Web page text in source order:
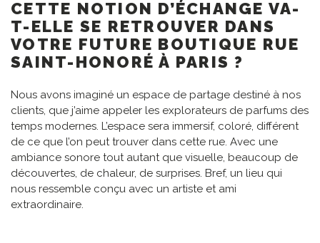
CETTE NOTION D’ÉCHANGE VA-
T-ELLE SE RETROUVER DANS
VOTRE FUTURE BOUTIQUE RUE
SAINT-HONORÉ À PARIS ?
Nous avons imaginé un espace de partage destiné à nos
clients, que j’aime appeler les explorateurs de parfums des
temps modernes. L’espace sera immersif, coloré, différent
de ce que l’on peut trouver dans cette rue. Avec une
ambiance sonore tout autant que visuelle, beaucoup de
découvertes, de chaleur, de surprises. Bref, un lieu qui
nous ressemble conçu avec un artiste et ami
extraordinaire.